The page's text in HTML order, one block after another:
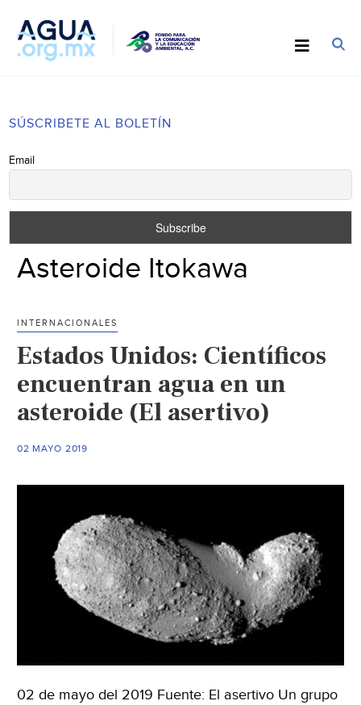
SÚSCRIBETE AL BOLETÍN
Email
Asteroide Itokawa
INTERNACIONALES
Estados Unidos: Científicos
encuentran agua en un
asteroide (El asertivo)
02 MAYO 2019
02 de mayo del 2019 Fuente: El asertivo Un grupo